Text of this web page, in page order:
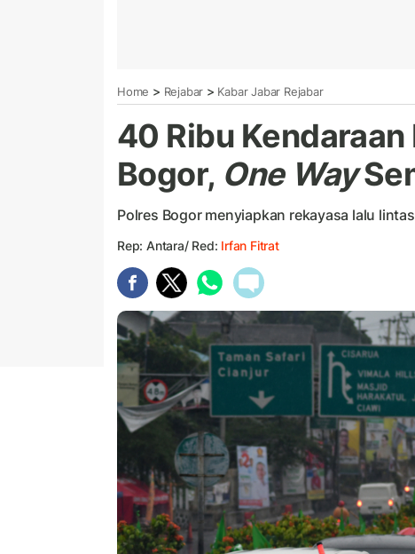
Home > Rejabar > Kabar Jabar Rejabar
40 Ribu
Bogor, One Way
Polres Bogor menyiapkan rekayasa lalu
Rep: Antara/ Red: Irfan Fitrat